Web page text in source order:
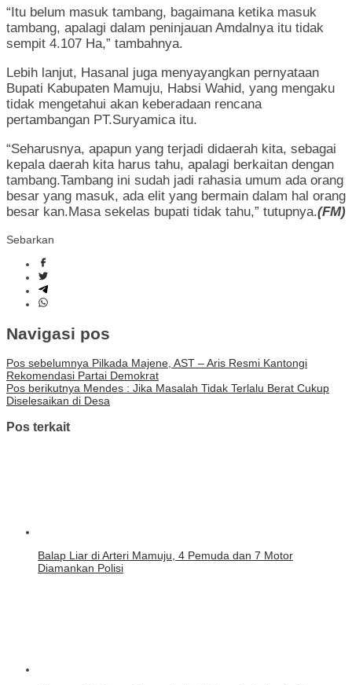
“Itu belum masuk tambang, bagaimana ketika masuk
tambang, apalagi dalam peninjauan Amdalnya itu tidak
sempit 4.107 Ha,” tambahnya.
Lebih lanjut, Hasanal juga menyayangkan pernyataan
Bupati Kabupaten Mamuju, Habsi Wahid, yang mengaku
tidak mengetahui akan keberadaan rencana
pertambangan PT.Suryamica itu.
“Seharusnya, apapun yang terjadi didaerah kita, sebagai
kepala daerah kita harus tahu, apalagi berkaitan dengan
tambang.Tambang ini sudah jadi rahasia umum ada orang
besar yang masuk, ada elit yang bermain dalam hal orang
besar kan.Masa sekelas bupati tidak tahu,” tutupnya.(FM)
Sebarkan
Navigasi pos
Pos sebelumnya Pilkada Majene, AST – Aris Resmi Kantongi
Rekomendasi Partai Demokrat
Pos berikutnya Mendes : Jika Masalah Tidak Terlalu Berat Cukup
Diselesaikan di Desa
Pos terkait
Balap Liar di Arteri Mamuju, 4 Pemuda dan 7 Motor
Diamankan Polisi